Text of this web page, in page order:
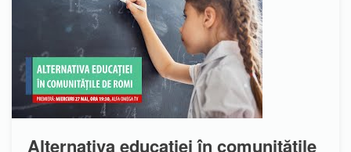
Alternativa educației în comunitățile